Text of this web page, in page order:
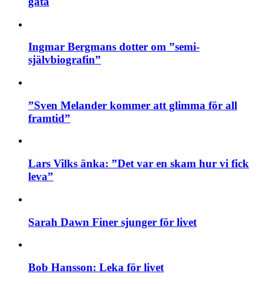
Ingmar Bergmans dotter om ”semi-
självbiografin”
”Sven Melander kommer att glimma för all
framtid”
Lars Vilks änka: ”Det var en skam hur vi fick
leva”
Sarah Dawn Finer sjunger för livet
Bob Hansson: Leka för livet